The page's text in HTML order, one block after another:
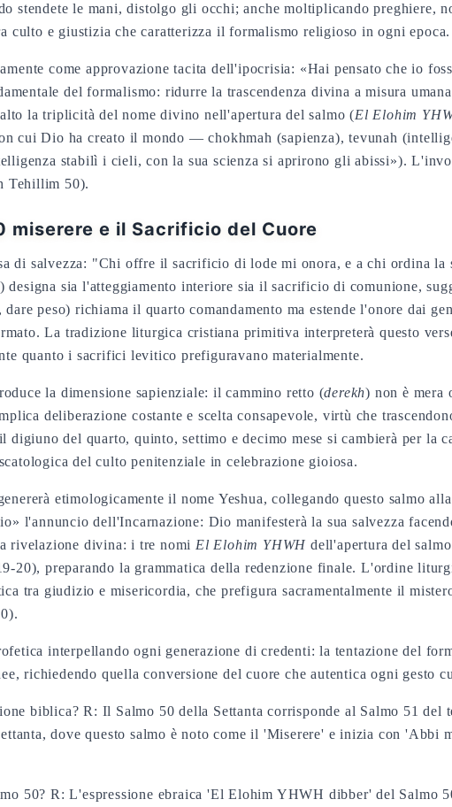
stendete le mani, distolgo gli occhi; anche moltiplicando preghiere,
culto e giustizia che caratterizza il formalismo religioso in ogni epoca.
come approvazione tacita dell'ipocrisia: «Hai pensato che io
del formalismo: ridurre la trascendenza divina a misura
la triplicità del nome divino nell'apertura del salmo (El Elohim
cui Dio ha creato il mondo — chokhmah (sapienza), tevunah
stabilì i cieli, con la sua scienza si aprirono gli abissi»).
Tehillim 50).
miserere e il Sacrificio del Cuore
di salvezza: "Chi offre il sacrificio di lode mi onora, e a chi ordina la
designa sia l'atteggiamento interiore sia il sacrificio di comunione,
dare peso) richiama il quarto comandamento ma estende l'onore dai
La tradizione liturgica cristiana primitiva interpreterà questo
quanto i sacrifici levitico prefiguravano materialmente.
la dimensione sapienziale: il cammino retto (derekh) non è mera
deliberazione costante e scelta consapevole, virtù che
del quarto, quinto, settimo e decimo mese si cambierà per la
del culto penitenziale in celebrazione gioiosa.
etimologicamente il nome Yeshua, collegando questo salmo
l'annuncio dell'Incarnazione: Dio manifesterà la sua salvezza
rivelazione divina: i tre nomi El Elohim YHWH dell'apertura del
preparando la grammatica della redenzione finale. L'ordine
tra giudizio e misericordia, che prefigura sacramentalmente il
interpellando ogni generazione di credenti: la tentazione del
richiedendo quella conversione del cuore che autentica ogni gesto
biblica? R: Il Salmo 50 della Settanta corrisponde al Salmo 51 del
dove questo salmo è noto come il 'Miserere' e inizia con 'Abbi
50? R: L'espressione ebraica 'El Elohim YHWH dibber' del Salmo